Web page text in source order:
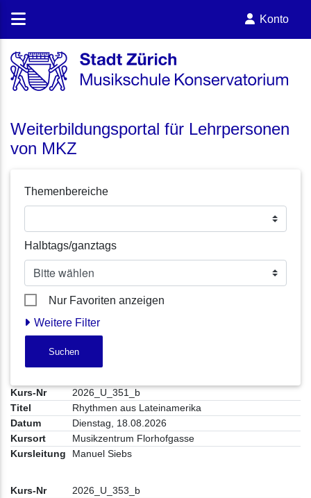
Konto
Weiterbildungsportal für Lehrpersonen
von MKZ
Themenbereiche
Halbtags/ganztags
Nur Favoriten anzeigen
Weitere Filter
Suchen
2026_U_351_b
Rhythmen aus Lateinamerika
Dienstag, 18.08.2026
Musikzentrum Florhofgasse
Manuel Siebs
2026_U_353_b